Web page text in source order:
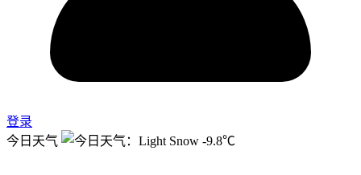
登录
今日天气
-9.8℃